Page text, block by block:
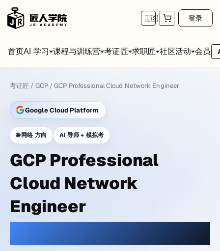
🇺🇸 登录
首页AI 学习 课程与训练营 考证匠 求职匠 社区活动 会员
考证匠 / GCP/GCP Professional Cloud Network Engineer
Google Cloud Platform
🌐 网络 方向 AI 导师 + 模拟考
GCP Professional
Cloud Network
Engineer